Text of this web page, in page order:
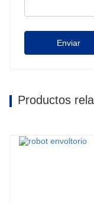
Enviar
Productos